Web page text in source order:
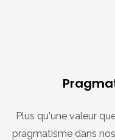
Plus qu'une valeur
pragmatisme dans